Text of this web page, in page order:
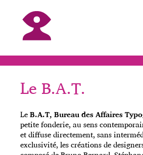
Le B.A.T.
LeB.A.T, Bureau des Affaires
petite fonderie, au sens
et diffuse directement, sans
exclusivité, les créations de